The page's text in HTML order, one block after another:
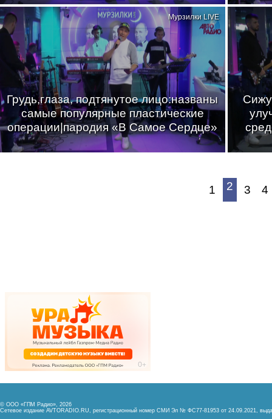
Грудь,глаза, подтянутое лицо:названы
самые популярные пластические
операции|пародия «В Самое Сердце»
Мурзилки LIVE
1 2 3 4
© ООО «ГПМ Радио», 2026
Сетевое издание AVTORADIO.RU, регистрационный номер СМИ Эл № ФС77-81953 от 24.09.2021,